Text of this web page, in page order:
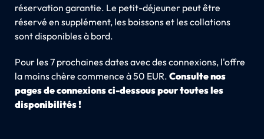
réservation garantie. Le petit-déjeuner peut être
réservé en supplément, les boissons et les collations
sont disponibles à bord.
Pour les 7 prochaines dates avec des connexions, l'offre
la moins chère commence à 50 EUR. Consulte nos
pages de connexions ci-dessous pour toutes les
disponibilités !